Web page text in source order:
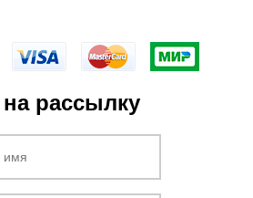
рассылку